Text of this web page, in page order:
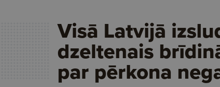
Visā Latvijā
dzeltenais
par pērkona